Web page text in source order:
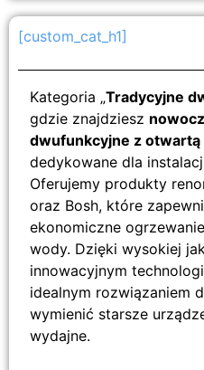
[custom_cat_h1]
Kategoria „Tradycyjne
gdzie znajdziesz
dwufunkcyjne z otwartą
dedykowane dla
Oferujemy produkty
oraz Bosh, które
ekonomiczne
wody. Dzięki wysokiej
innowacyjnym
idealnym rozwiązaniem
wymienić starsze
wydajne.